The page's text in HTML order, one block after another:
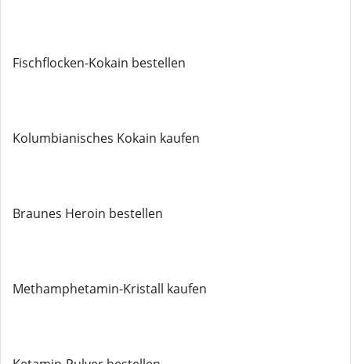
Fischflocken-Kokain bestellen
Kolumbianisches Kokain kaufen
Braunes Heroin bestellen
Methamphetamin-Kristall kaufen